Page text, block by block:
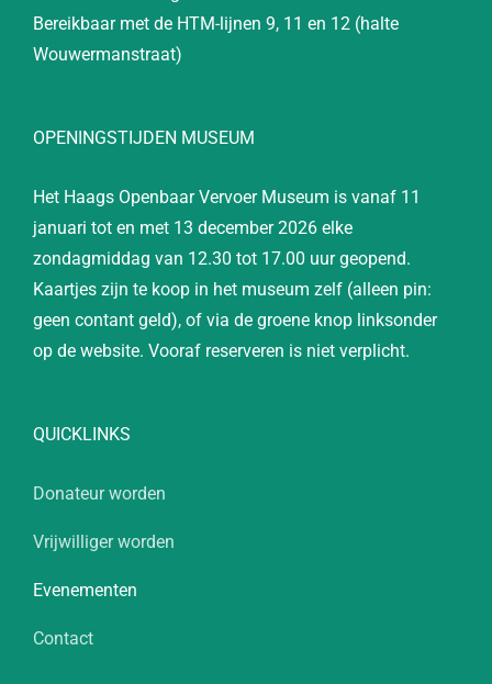
Bereikbaar met de HTM-lijnen 9, 11 en 12 (halte
Wouwermanstraat)
OPENINGSTIJDEN MUSEUM
Het Haags Openbaar Vervoer Museum is vanaf 11
januari tot en met 13 december 2026 elke
zondagmiddag van 12.30 tot 17.00 uur geopend.
Kaartjes zijn te koop in het museum zelf (alleen pin:
geen contant geld), of via de groene knop linksonder
op de website. Vooraf reserveren is niet verplicht.
QUICKLINKS
Donateur worden
Vrijwilliger worden
Evenementen
Contact